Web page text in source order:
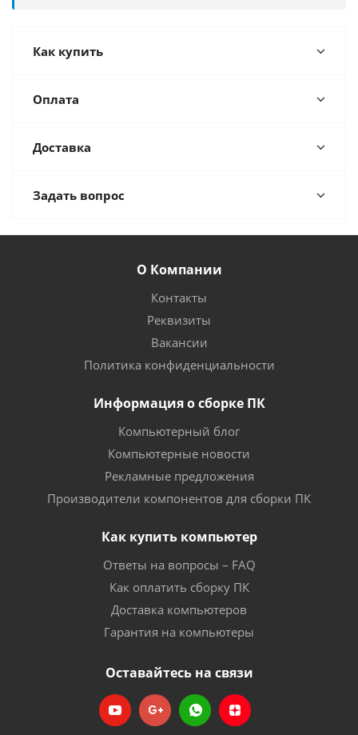
Как купить
Оплата
Доставка
Задать вопрос
О Компании
Контакты
Реквизиты
Вакансии
Политика конфиденциальности
Информация о сборке ПК
Компьютерный блог
Компьютерные новости
Рекламные предложения
Производители компонентов для сборки ПК
Как купить компьютер
Ответы на вопросы – FAQ
Как оплатить сборку ПК
Доставка компьютеров
Гарантия на компьютеры
Оставайтесь на связи